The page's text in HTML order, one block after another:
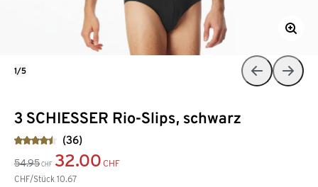
3 SCHIESSER Rio-Slips, schwarz
(36)
54.95 CHF 32.00 CHF
CHF/Stück 10.67
1/5